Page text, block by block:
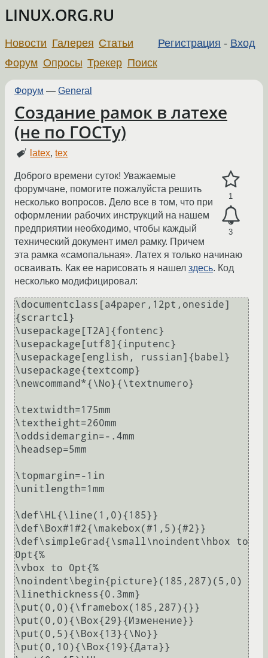
LINUX.ORG.RU
Регистрация - Вход
Новости Галерея Статьи
Форум Опросы Трекер Поиск
Форум — General
Создание рамок в латехе
(не по ГОСТу)
latex,tex
1
3
Доброго времени суток! Уважаемые
форумчане, помогите пожалуйста решить
несколько вопросов. Дело все в том, что при
оформлении рабочих инструкций на нашем
предприятии необходимо, чтобы каждый
технический документ имел рамку. Причем
эта рамка «самопальная». Латех я только начинаю
осваивать. Как ее нарисовать я нашел здесь. Код
несколько модифицировал:
\documentclass[a4paper,12pt,oneside]
{scrartcl}
\usepackage[T2A]{fontenc}
\usepackage[utf8]{inputenc}
\usepackage[english, russian]{babel}
\usepackage{textcomp}
\newcommand*{\No}{\textnumero}
\textwidth=175mm
\textheight=260mm
\oddsidemargin=-.4mm
\headsep=5mm
\topmargin=-1in
\unitlength=1mm
\def\HL{\line(1,0){185}}
\def\Box#1#2{\makebox(#1,5){#2}}
\def\simpleGrad{\small\noindent\hbox to
0pt{%
\vbox to 0pt{%
\noindent\begin{picture}(185,287)(5,0)
\linethickness{0.3mm}
\put(0,0){\framebox(185,287){}}
\put(0,0){\Box{29}{Изменение}}
\put(0,5){\Box{13}{\No}}
\put(0,10){\Box{19}{Дата}}